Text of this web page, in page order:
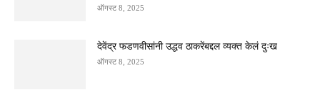
ऑगस्ट 8, 2025
देवेंद्र फडणवीसांनी उद्धव ठाकरेंबद्दल व्यक्त केलं दुःख
ऑगस्ट 8, 2025